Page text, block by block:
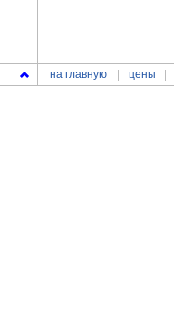
на главную цены